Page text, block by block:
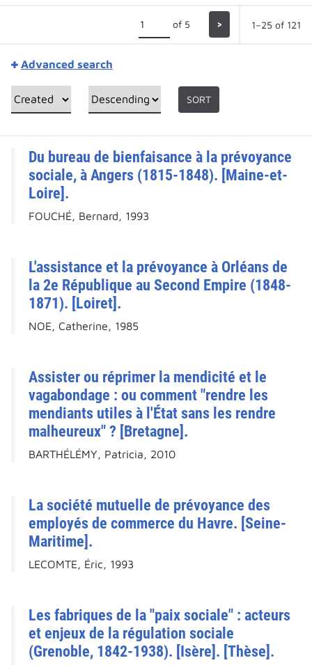
of 5 > 1–25 of 121
Advanced search
SORT
Du bureau de bienfaisance à la prévoyance
sociale, à Angers (1815-1848). [Maine-et-
Loire].
FOUCHÉ, Bernard, 1993
L'assistance et la prévoyance à Orléans de
la 2e République au Second Empire (1848-
1871). [Loiret].
NOE, Catherine, 1985
Assister ou réprimer la mendicité et le
vagabondage : ou comment "rendre les
mendiants utiles à l'État sans les rendre
malheureux" ? [Bretagne].
BARTHÉLÉMY, Patricia, 2010
La société mutuelle de prévoyance des
employés de commerce du Havre. [Seine-
Maritime].
LECOMTE, Éric, 1993
Les fabriques de la "paix sociale" : acteurs
et enjeux de la régulation sociale
(Grenoble, 1842-1938). [Isère]. [Thèse].